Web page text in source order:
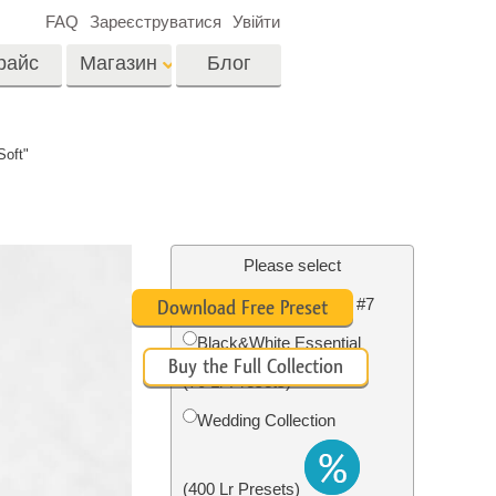
фотографій нерухомості
Реставрація фото
Магазин
Професійні відео
Блог
FAQ Зареєструватися Увійти
Please select
Free Newborn Preset #7
Black&White Essential
(70 Lr Presets)
Wedding Collection
(400 Lr Presets)
Download Free Preset
Buy the Full Collection